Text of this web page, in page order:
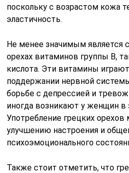
поскольку с возрастом кожа
эластичность.
Не менее значимым является
орехах витаминов группы B,
кислота. Эти витамины
поддержании нервной
борьбе с депрессией и
иногда возникают у женщин в
Употребление грецких
улучшению настроения и
психоэмоционального
Также стоит отметить, что